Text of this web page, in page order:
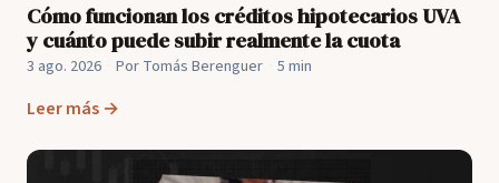
Cómo funcionan los créditos hipotecarios UVA
y cuánto puede subir realmente la cuota
3 ago. 2026 Por Tomás Berenguer 5 min
Leer más →